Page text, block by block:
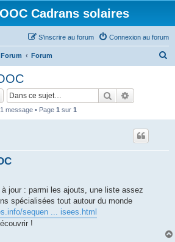
Cadrans solaires
Connexion au forum
S’inscrire au forum
Forum
Rechercher
1 message • Page 1 sur 1
jour : parmi les ajouts, une liste assez
spécialisées tout autour du monde
sequen ... isees.html
!